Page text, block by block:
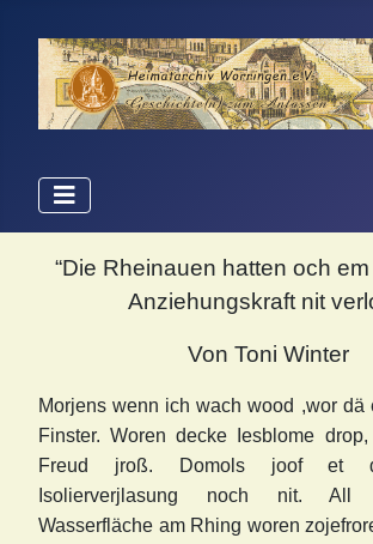
“Die Rheinauen hatten och
Anziehungskraft nit
Von Toni Winter
Morjens wenn ich wach wood ,wor dä
Finster. Woren decke Iesblome
Freud jroß. Domols joof et
Isolierverjlasung noch nit. All
Wasserfläche am Rhing woren